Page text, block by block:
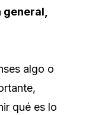
general,
algo o
qué es lo